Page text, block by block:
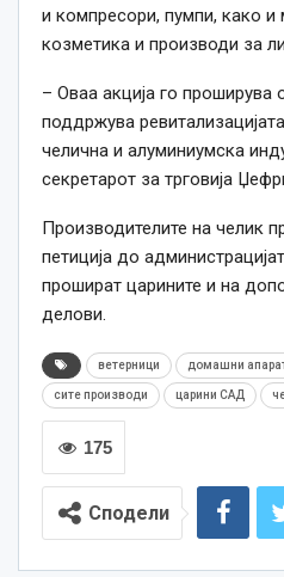
и компресори, пумпи, како
козметика и производи за
– Оваа акција го проширува
поддржува
челична и алуминиумска
секретарот за трговија
Производителите на челик
петиција до
прошират царините и на
делови.
ветерници домашни
сите производи царини САД
175
Сподели